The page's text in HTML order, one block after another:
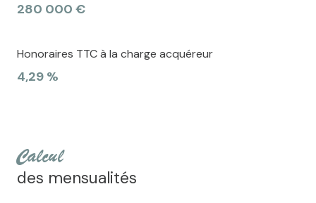
280 000 €
Honoraires TTC à la charge acquéreur
4,29 %
calcul
des mensualités